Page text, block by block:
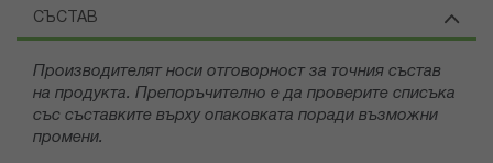
СЪСТАВ
Производителят носи отговорност за точния състав
на продукта. Препоръчително е да проверите списъка
със съставките върху опаковката поради възможни
промени.